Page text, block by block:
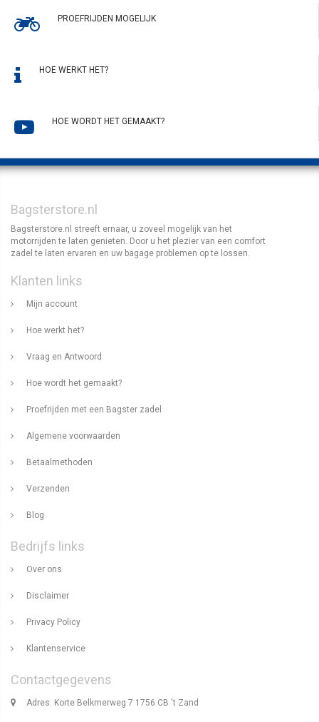
PROEFRIJDEN MOGELIJK
HOE WERKT HET?
HOE WORDT HET GEMAAKT?
Bagsterstore.nl
Bagsterstore.nl streeft ernaar, u zoveel mogelijk van het
motorrijden te laten genieten. Door u het plezier van een comfort
zadel te laten ervaren en uw bagage problemen op te lossen.
Klanten links
Mijn account
Hoe werkt het?
Vraag en Antwoord
Hoe wordt het gemaakt?
Proefrijden met een Bagster zadel
Algemene voorwaarden
Betaalmethoden
Verzenden
Blog
Bedrijfs links
Over ons
Disclaimer
Privacy Policy
Klantenservice
Contactgegevens
Adres: Korte Belkmerweg 7 1756 CB 't Zand